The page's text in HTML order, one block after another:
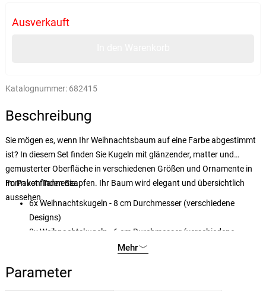
Ausverkauft
Katalognummer: 682415
Beschreibung
Sie mögen es, wenn Ihr Weihnachtsbaum auf eine Farbe abgestimmt
ist? In diesem Set finden Sie Kugeln mit glänzender, matter und
gemusterter Oberfläche in verschiedenen Größen und Ornamente in
Form von Tannenzapfen. Ihr Baum wird elegant und übersichtlich
aussehen.
Im Paket finden Sie:
6x Weihnachtskugeln - 8 cm Durchmesser (verschiedene
Designs)
8x Weihnachtskugeln - 6 cm Durchmesser (verschiedene
Designs)
8x Weihnachtskegel - 12 cm lang (verschiedene Designs)
Mehr
Parameter